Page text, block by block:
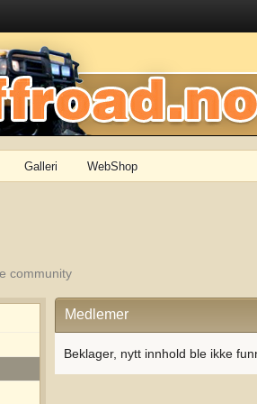
Galleri WebShop
community
Medlemer
Beklager, nytt innhold ble ikke